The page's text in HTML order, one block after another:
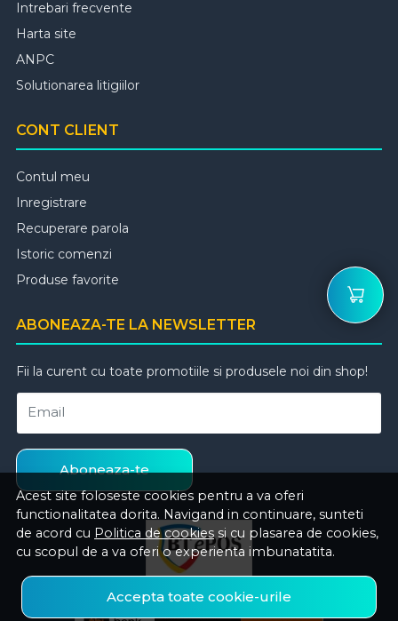
Acest site foloseste cookies pentru a va oferi
functionalitatea dorita. Navigand in continuare, sunteti
de acord cu Politica de cookies si cu plasarea de cookies,
cu scopul de a va oferi o experienta imbunatatita.
Accepta toate cookie-urile
Intrebari frecvente
Harta site
ANPC
Solutionarea litigiilor
CONT CLIENT
Contul meu
Inregistrare
Recuperare parola
Istoric comenzi
Produse favorite
ABONEAZA-TE LA NEWSLETTER
Fii la curent cu toate promotiile si produsele noi din shop!
Email
Aboneaza-te